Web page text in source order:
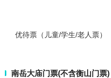
优待票（儿童/学生/老人票）
南岳大庙门票(不含衡山门票)